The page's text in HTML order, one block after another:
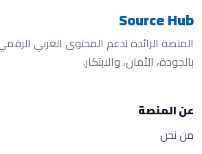
Source Hub
المنصة الرائدة لدعم المحتوى العربي
بالجودة، الأمان، والابتكار.
عن المنصة
من نحن